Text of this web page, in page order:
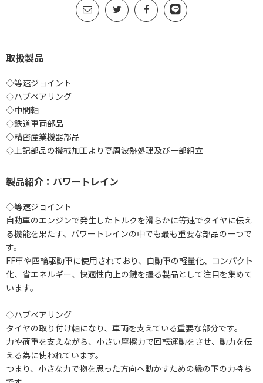
取扱製品
◇等速ジョイント
◇ハブベアリング
◇中間軸
◇鉄道車両部品
◇精密産業機器部品
◇上記部品の機械加工より高周波熱処理及び一部組立
製品紹介：パワートレイン
◇等速ジョイント
自動車のエンジンで発生したトルクを滑らかに等速でタイヤに伝え
る機能を果たす、パワートレインの中でも最も重要な部品の一つで
す。
FF車や四輪駆動車に使用されており、自動車の軽量化、コンパクト
化、省エネルギー、快適性向上の鍵を握る製品として注目を集めて
います。
◇ハブベアリング
タイヤの取り付け軸になり、車両を支えている重要な部分です。
力や荷重を支えながら、小さい摩擦力で回転運動をさせ、動力を伝
える為に使われています。
つまり、小さな力で物を思った方向へ動かすための縁の下の力持ち